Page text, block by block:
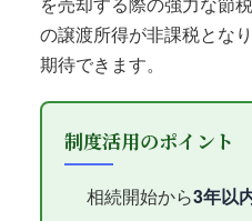
の譲渡所得が非課税とな
期待できます。
制度活用のポイント
相続開始から3年以